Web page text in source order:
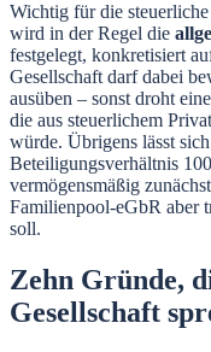
Wichtig für die
wird in der Regel die
festgelegt, konkretisiert
Gesellschaft darf dabei
ausüben – sonst droht
die aus steuerlichem
würde. Übrigens lässt
Beteiligungsverhältnis
vermögensmäßig
Familienpool-eGbR aber
soll.
Zehn Gründe,
Gesellschaft